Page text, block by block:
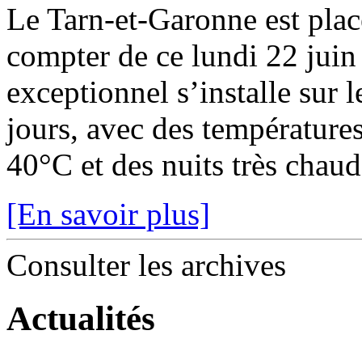
Le Tarn-et-Garonne est
compter de ce lundi 22
exceptionnel s’installe sur
jours, avec des
40°C et des nuits très
[En savoir plus]
Consulter les archives
Actualités